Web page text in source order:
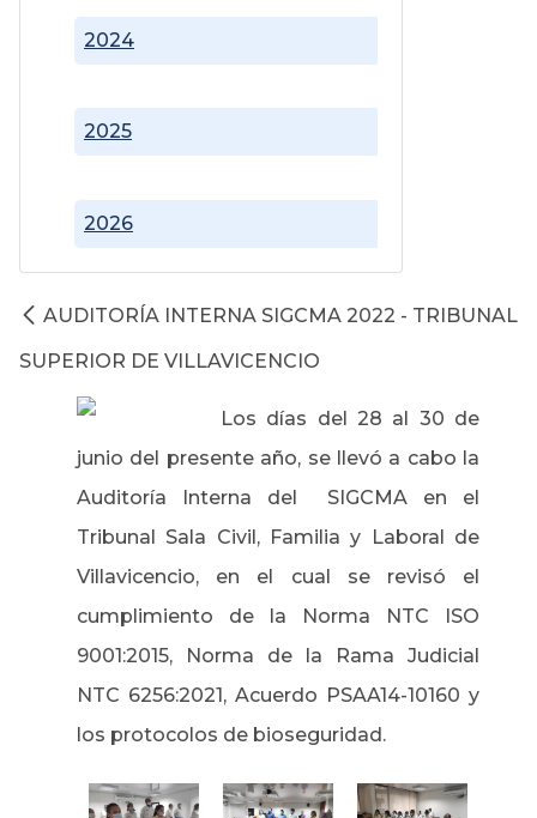
2024
2025
2026
AUDITORÍA INTERNA SIGCMA 2022 - TRIBUNAL
SUPERIOR DE VILLAVICENCIO
Los días del 28 al 30 de
junio del presente año, se llevó a cabo la
Auditoría Interna del SIGCMA en el
Tribunal Sala Civil, Familia y Laboral de
Villavicencio, en el cual se revisó el
cumplimiento de la Norma NTC ISO
9001:2015, Norma de la Rama Judicial
NTC 6256:2021, Acuerdo PSAA14-10160 y
los protocolos de bioseguridad.